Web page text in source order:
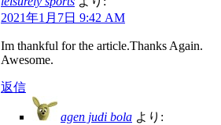
2021年1月7日 9:42 AM
Im thankful for the article.Thanks Again.
Awesome.
返信
agen judi bola より: